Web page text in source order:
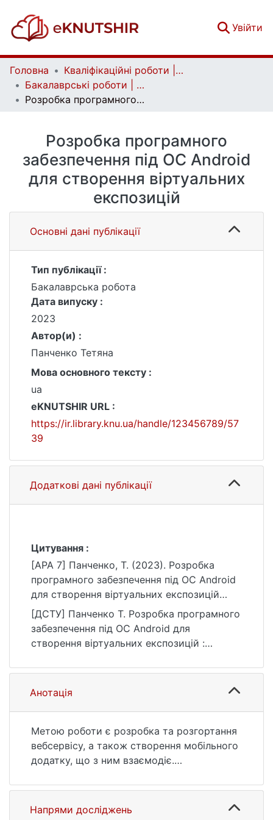
Увійти
Головна
Кваліфікаційні роботи | Qualifying works
Бакалаврські роботи | Bachelor theses
Розробка програмного забезпечення під ОС Android для створення віртуальних експозицій
Розробка програмного
забезпечення під ОС Android
для створення віртуальних
експозицій
Основні дані публікації
Тип публікації :
Бакалаврська робота
Дата випуску :
2023
Автор(и) :
Панченко Тетяна
Мова основного тексту :
ua
eKNUTSHIR URL :
https://ir.library.knu.ua/handle/123456789/57
39
Додаткові дані публікації
Цитування :
[APA 7] Панченко, Т. (2023). Розробка
програмного забезпечення під ОС Android
для створення віртуальних експозицій
[Бакалаврська робота, Київський
національний університет імені Тараса
Шевченка]. eKNUTSHIR.
https://ir.library.knu.ua/handle/123456789/57
39
[ДСТУ] Панченко Т. Розробка програмного
забезпечення під ОС Android для
створення віртуальних експозицій :
Інформаційні технології. Київ, 2023. 53 с.
URL:
https://ir.library.knu.ua/handle/123456789/57
Анотація
Метою роботи є розробка та розгортання
вебсервісу, а також створення мобільного
додатку, що з ним взаємодіє.
для архівації, публікації та перегляду
культурних пам’яток та артефактів.
Напрями досліджень